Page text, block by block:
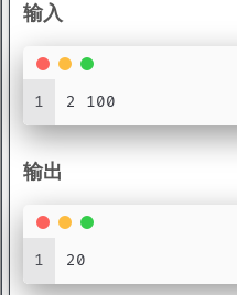
输入
1 2 100
输出
1 20